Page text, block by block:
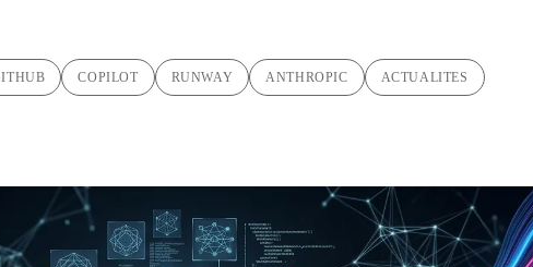
COPILOT RUNWAY ANTHROPIC ACTUALITES